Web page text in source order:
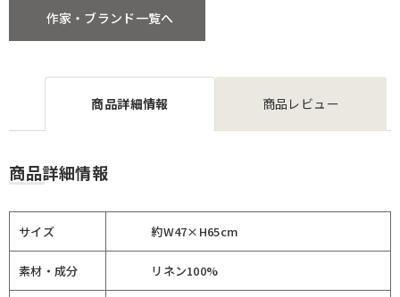
作家・ブランド一覧へ
商品詳細情報 商品レビュー
商品詳細情報
サイズ 約W47×H65cm
素材・成分 リネン100%